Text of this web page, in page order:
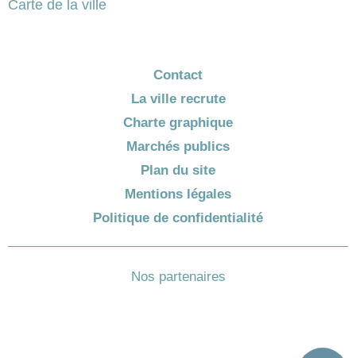
Carte de la ville
Contact
La ville recrute
Charte graphique
Marchés publics
Plan du site
Mentions légales
Politique de confidentialité
Nos partenaires